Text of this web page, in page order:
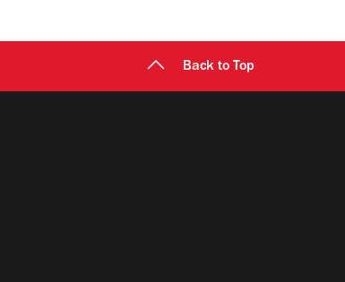
Back to Top